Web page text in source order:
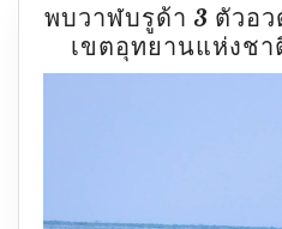
พบวาฬบรูด้า 3 ตัวอ
เขตอุทยานแห่งชา